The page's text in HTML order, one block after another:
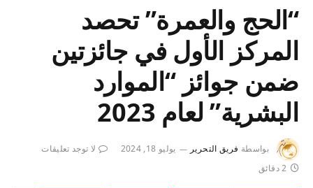
“الحج والعمرة” تحصد
المركز الأول في جائزتين
ضمن جوائز “الموارد
البشرية” لعام 2023
بواسطة فريق التحرير يوليو 18, 2024
لا توجد تعليقات
2 دقائق